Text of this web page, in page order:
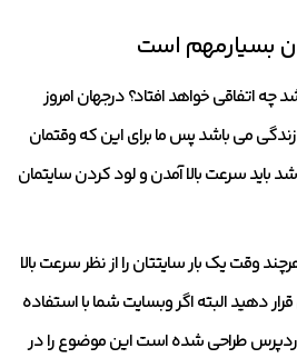
بسیارمهم است
اتفاقی خواهد افتاد؟ درجهان امروز
می باشد پس ما برای این که وقتمان
باید سرعت بالا آمدن و لود کردن سایتمان
وقت یک بار سایتتان را از نظر سرعت بالا
دهید البته اگر وبسایت شما با استفاده
طراحی شده است این موضوع را در